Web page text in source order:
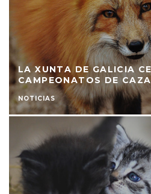
LA XUNTA DE GALICIA
CAMPEONATOS DE
NOTICIAS